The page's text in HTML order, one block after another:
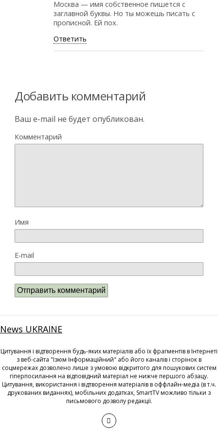
Москва — имя собственное пишется с
заглавной буквы. Но ты можешь писать с
прописной. Ей пох.
Ответить
Добавить комментарий
Ваш e-mail не будет опубликован.
Комментарий
Имя
E-mail
News UKRAINE
Цитування і відтворення будь-яких матеріалів або їх фрагментів в Інтернеті
з веб-сайта "Ізюм Інформаційний" або його каналів і сторінок в
соцмережах дозволено лише з умовою відкритого для пошукових систем
гіперпосилання на відповідний матеріал не нижче першого абзацу.
Цитування, використання і відтворення матеріалів в оффлайн-медіа (в т.ч.
друкованих виданнях), мобільних додатках, SmartTV можливо тільки з
письмового дозволу редакції.